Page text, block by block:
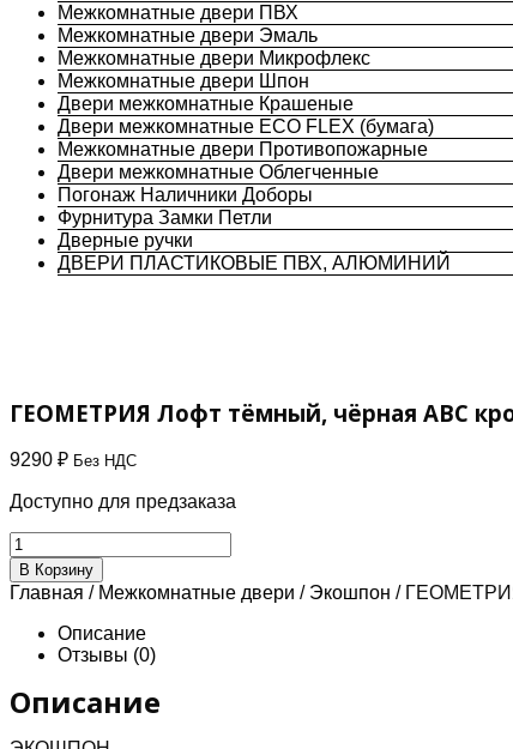
Межкомнатные двери ПВХ
Межкомнатные двери Эмаль
Межкомнатные двери Микрофлекс
Межкомнатные двери Шпон
Двери межкомнатные Крашеные
Двери межкомнатные ECO FLEX (бумага)
Межкомнатные двери Противопожарные
Двери межкомнатные Облегченные
Погонаж Наличники Доборы
Фурнитура Замки Петли
Дверные ручки
ДВЕРИ ПЛАСТИКОВЫЕ ПВХ, АЛЮМИНИЙ
ГЕОМЕТРИЯ Лофт тёмный, чёрная АВС
9290 ₽ Без НДС
Доступно для предзаказа
Количество
товара
ГЕОМЕТРИЯ
Лофт
тёмный,
чёрная
кромка,
(с
В Корзину
Главная / Межкомнатные двери / Экошпон / ГЕОМЕТРИЯ
Описание
Отзывы (0)
Описание